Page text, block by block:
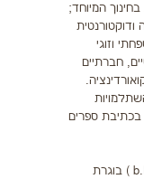
המיוחד;
ודוקטורנטית
וזוגי
חברתיים
בכתיבת ספרים
אילנה אליאור -מורה מוסמכת בכירה (b.Ed ) בוגרת